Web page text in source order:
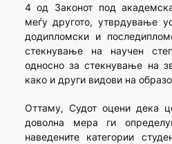
4 од Законот под
меѓу другото, утврдување
додипломски и
стекнување на научен
односно за стекнување на
како и други видови на
Оттаму, Судот оцени дека
доволна мера ги
наведените категории